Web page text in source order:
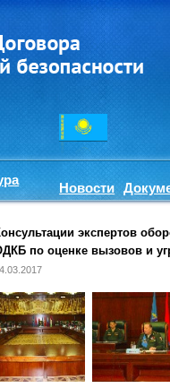
Новости
экспертов
по оценке вызовов и